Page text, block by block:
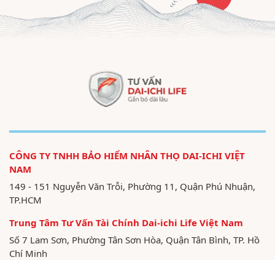
CÔNG TY TNHH BẢO HIỂM NHÂN THỌ DAI-ICHI VIỆT
NAM
149 - 151 Nguyễn Văn Trỗi, Phường 11, Quận Phú Nhuận,
TP.HCM
Trung Tâm Tư Vấn Tài Chính Dai-ichi Life Việt Nam
Số 7 Lam Sơn, Phường Tân Sơn Hòa, Quận Tân Bình, TP. Hồ
Chí Minh